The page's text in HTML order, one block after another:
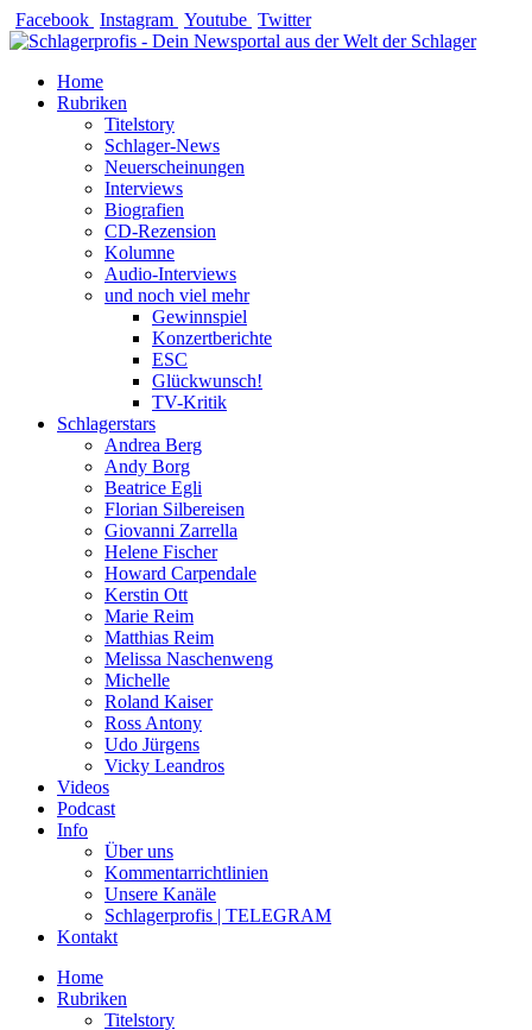
Zum
Inhalt
Facebook Instagram Youtube Twitter
Home
Rubriken
Titelstory
Schlager-News
Neuerscheinungen
Interviews
Biografien
CD-Rezension
Kolumne
Audio-Interviews
und noch viel mehr
Gewinnspiel
Konzertberichte
ESC
Glückwunsch!
TV-Kritik
Schlagerstars
Andrea Berg
Andy Borg
Beatrice Egli
Florian Silbereisen
Giovanni Zarrella
Helene Fischer
Howard Carpendale
Kerstin Ott
Marie Reim
Matthias Reim
Melissa Naschenweng
Michelle
Roland Kaiser
Ross Antony
Udo Jürgens
Vicky Leandros
Videos
Podcast
Info
Über uns
Kommentarrichtlinien
Unsere Kanäle
Schlagerprofis | TELEGRAM
Kontakt
Home
Rubriken
Titelstory